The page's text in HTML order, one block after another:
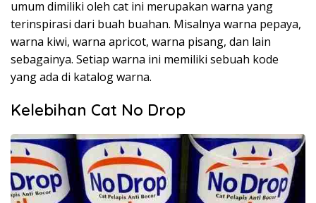
umum dimiliki oleh cat ini merupakan warna yang
terinspirasi dari buah buahan. Misalnya warna pepaya,
warna kiwi, warna apricot, warna pisang, dan lain
sebagainya. Setiap warna ini memiliki sebuah kode
yang ada di katalog warna.
Kelebihan Cat No Drop